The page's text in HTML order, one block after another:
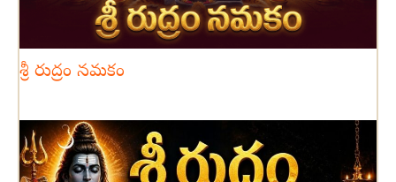
శ్రీ రుద్రం నమకం